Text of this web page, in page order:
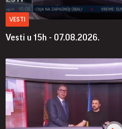
VESTI
Vesti u 15h - 07.08.2026.